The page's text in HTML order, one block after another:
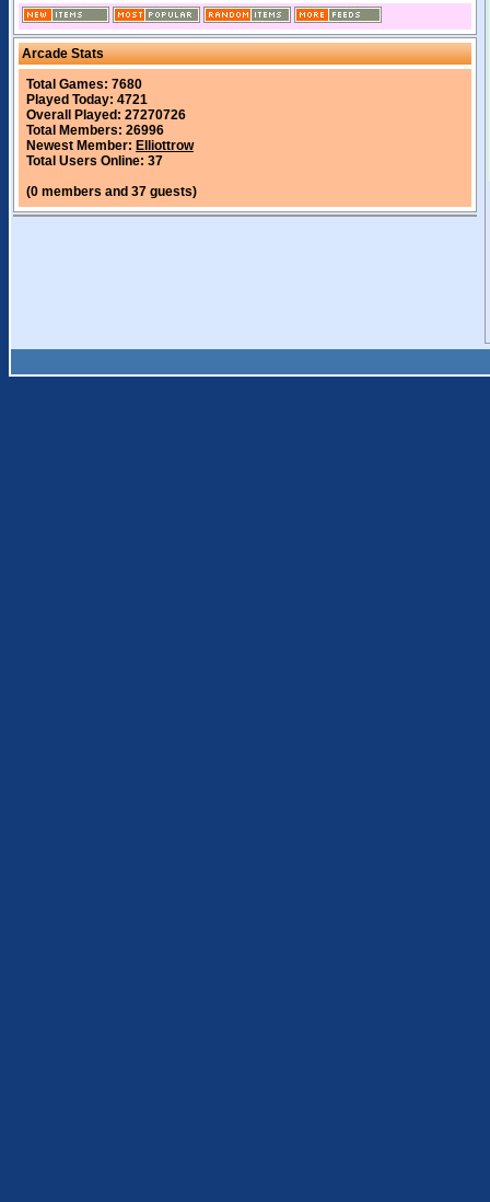
Arcade Stats
Total Games: 7680
Played Today: 4721
Overall Played: 27270726
Total Members: 26996
Newest Member: Elliottrow
Total Users Online: 37
(0 members and 37 guests)